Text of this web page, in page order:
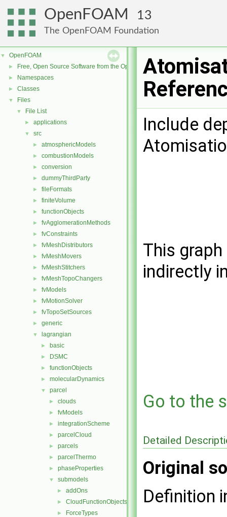
OpenFOAM 13
The OpenFOAM Foundation
▼ OpenFOAM
► Free, Open Source Software from the OpenFOAM Foundation
► Namespaces
► Classes
▼ Files
▼ File List
► applications
▼ src
► atmosphericModels
► combustionModels
► conversion
► dummyThirdParty
► fileFormats
► finiteVolume
► functionObjects
► fvAgglomerationMethods
► fvConstraints
► fvMeshDistributors
► fvMeshMovers
► fvMeshStitchers
► fvMeshTopoChangers
► fvModels
► fvMotionSolver
► fvTopoSetSources
► generic
▼ lagrangian
► basic
► DSMC
► functionObjects
► molecularDynamics
▼ parcel
► clouds
► fvModels
► integrationScheme
► parcelCloud
► parcels
► parcelThermo
► phaseProperties
▼ submodels
► addOns
► CloudFunctionObjects
► ForceTypes
Include
This
indirectly
Go to the
Detailed
Original
Definition